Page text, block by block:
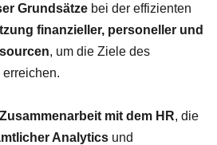
Grundsätze bei der effizienten
finanzieller, personeller und
, um die Ziele des
Zusammenarbeit mit dem HR, die
Analytics und